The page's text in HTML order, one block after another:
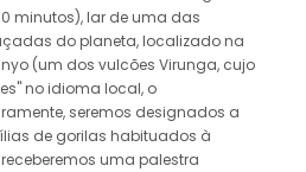
minutos), lar de uma das
do planeta, localizado na
(um dos vulcões Virunga, cujo
no idioma local, o
seremos designados a
de gorilas habituados à
uma palestra